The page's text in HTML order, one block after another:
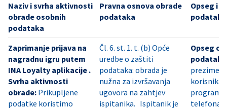
Naziv i svrha aktivnosti
obrade osobnih
podataka
Pravna osnova obrade
podataka
Opseg i
podataka
Zaprimanje prijava na
nagradnu igru putem
INA Loyalty aplikacije .
Svrha aktivnosti
obrade: Prikupljene
podatke koristimo
Čl. 6. st. 1. t. (b) Opće
uredbe o zaštiti
podataka: obrada je
nužna za izvršavanja
ugovora na zahtjev
ispitanika. Ispitanik je
Opseg
prezime,
korisnika
telefona,